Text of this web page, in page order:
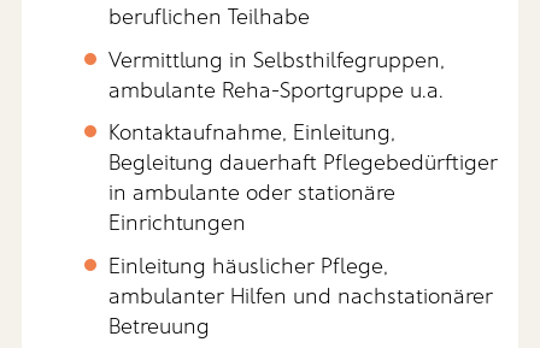
beruflichen Teilhabe
Vermittlung in Selbsthilfegruppen,
ambulante Reha-Sportgruppe u.a.
Kontaktaufnahme, Einleitung,
Begleitung dauerhaft Pflegebedürftiger
in ambulante oder stationäre
Einrichtungen
Einleitung häuslicher Pflege,
ambulanter Hilfen und nachstationärer
Betreuung